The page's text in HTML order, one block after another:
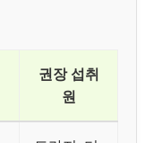
권장 섭취
원